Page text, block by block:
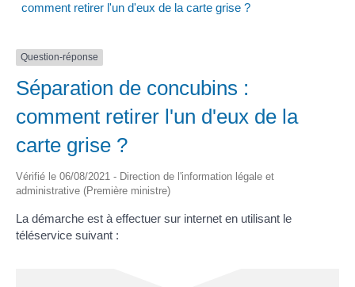
comment retirer l'un d'eux de la carte grise ?
Question-réponse
Séparation de concubins :
comment retirer l'un d'eux de la
carte grise ?
Vérifié le 06/08/2021 - Direction de l'information légale et
administrative (Première ministre)
La démarche est à effectuer sur internet en utilisant le
téléservice suivant :